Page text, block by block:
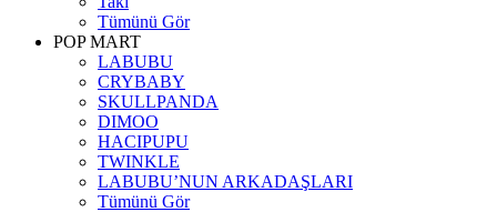
Tümünü Gör
POP MART
LABUBU
CRYBABY
SKULLPANDA
DIMOO
HACIPUPU
TWINKLE
LABUBU’NUN ARKADAŞLARI
Tümünü Gör